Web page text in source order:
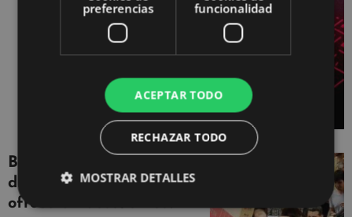
Black Friday 2018 ¿Qué
día es y qué tiendas
ofrecerán descuentos?
preferencias
funcionalidad
ACEPTAR TODO
RECHAZAR TODO
MOSTRAR DETALLES